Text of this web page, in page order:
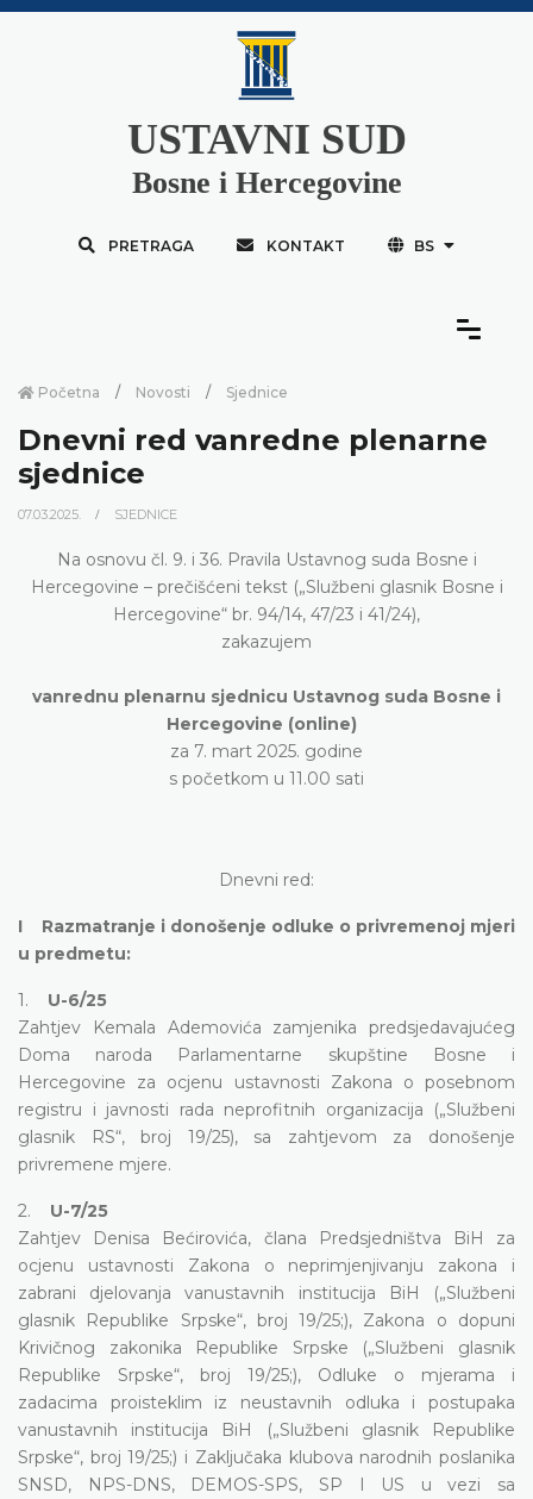
USTAVNI SUD
Bosne i Hercegovine
PRETRAGA KONTAKT BS
Početna Novosti Sjednice
Dnevni red vanredne plenarne
sjednice
07.03.2025. SJEDNICE
Na osnovu čl. 9. i 36. Pravila Ustavnog suda Bosne i
Hercegovine – prečišćeni tekst („Službeni glasnik Bosne i
Hercegovine“ br. 94/14, 47/23 i 41/24),
zakazujem
vanrednu plenarnu sjednicu Ustavnog suda Bosne i
Hercegovine (online)
za 7. mart 2025. godine
s početkom u 11.00 sati
Dnevni red:
I Razmatranje i donošenje odluke o privremenoj mjeri
u predmetu:
1. U-6/25
Zahtjev Kemala Ademovića zamjenika predsjedavajućeg
Doma naroda Parlamentarne skupštine Bosne i
Hercegovine za ocjenu ustavnosti Zakona o posebnom
registru i javnosti rada neprofitnih organizacija („Službeni
glasnik RS“, broj 19/25), sa zahtjevom za donošenje
privremene mjere.
2. U-7/25
Zahtjev Denisa Bećirovića, člana Predsjedništva BiH za
ocjenu ustavnosti Zakona o neprimjenjivanju zakona i
zabrani djelovanja vanustavnih institucija BiH („Službeni
glasnik Republike Srpske“, broj 19/25;), Zakona o dopuni
Krivičnog zakonika Republike Srpske („Službeni glasnik
Republike Srpske“, broj 19/25;), Odluke o mjerama i
zadacima proisteklim iz neustavnih odluka i postupaka
vanustavnih institucija BiH („Službeni glasnik Republike
Srpske“, broj 19/25;) i Zaključaka klubova narodnih poslanika
SNSD, NPS-DNS, DEMOS-SPS, SP I US u vezi sa